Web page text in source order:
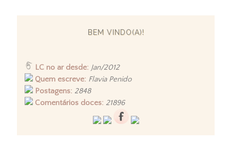
BEM VINDO(A)!
LC no ar desde: Jan/2012
Quem escreve: Flavia Penido
Postagens: 2848
Comentários doces: 21896